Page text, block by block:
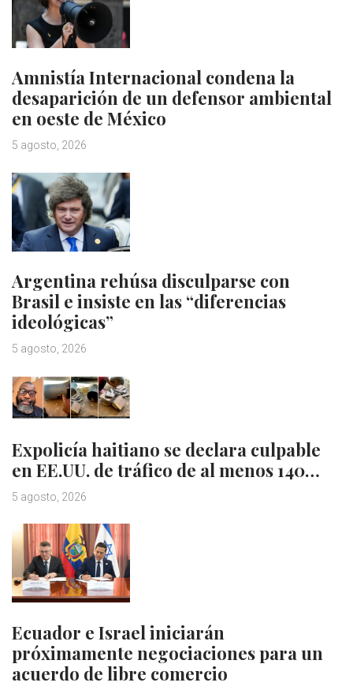
Amnistía Internacional condena la
desaparición de un defensor ambiental
en oeste de México
5 agosto, 2026
Argentina rehúsa disculparse con
Brasil e insiste en las “diferencias
ideológicas”
5 agosto, 2026
Expolicía haitiano se declara culpable
en EE.UU. de tráfico de al menos 140…
5 agosto, 2026
Ecuador e Israel iniciarán
próximamente negociaciones para un
acuerdo de libre comercio